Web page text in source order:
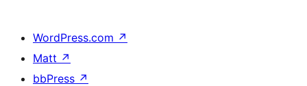
WordPress.com ↗
Matt ↗
bbPress ↗